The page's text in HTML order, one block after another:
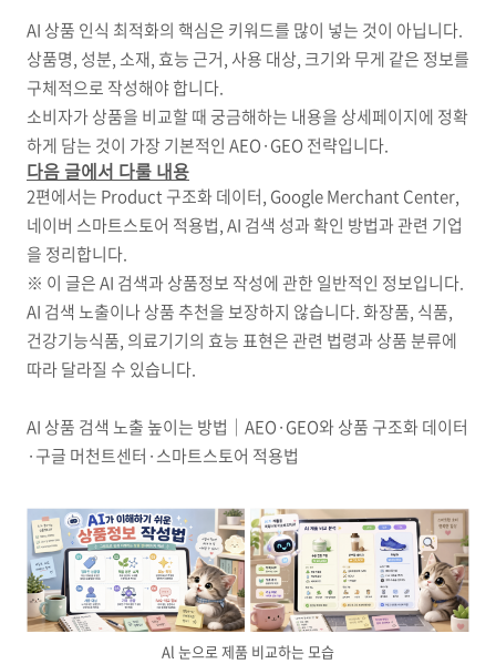
AI 상품 인식 최적화의 핵심은 키워드를 많이 넣는 것이 아닙니다.
상품명, 성분, 소재, 효능 근거, 사용 대상, 크기와 무게 같은 정보를
구체적으로 작성해야 합니다.
소비자가 상품을 비교할 때 궁금해하는 내용을 상세페이지에 정확
하게 담는 것이 가장 기본적인 AEO·GEO 전략입니다.
다음 글에서 다룰 내용
2편에서는 Product 구조화 데이터, Google Merchant Center,
네이버 스마트스토어 적용법, AI 검색 성과 확인 방법과 관련 기업
을 정리합니다.
※ 이 글은 AI 검색과 상품정보 작성에 관한 일반적인 정보입니다.
AI 검색 노출이나 상품 추천을 보장하지 않습니다. 화장품, 식품,
건강기능식품, 의료기기의 효능 표현은 관련 법령과 상품 분류에
따라 달라질 수 있습니다.
AI 상품 검색 노출 높이는 방법｜AEO·GEO와 상품 구조화 데이터
·구글 머천트센터·스마트스토어 적용법
Al 눈으로 제품 비교하는 모습